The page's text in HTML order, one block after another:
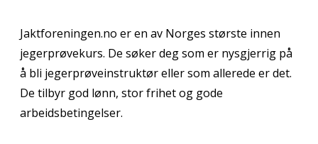
Jaktforeningen.no er en av Norges største innen
jegerprøvekurs. De søker deg som er nysgjerrig på
å bli jegerprøveinstruktør eller som allerede er det.
De tilbyr god lønn, stor frihet og gode
arbeidsbetingelser.